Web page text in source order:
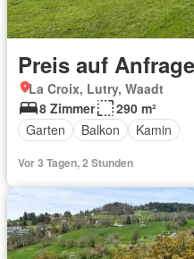
Preis auf Anfrage
La Croix, Lutry, Waadt
8 Zimmer
290 m²
Garten
Balkon Kamin
Vor 3 Tagen, 2 Stunden